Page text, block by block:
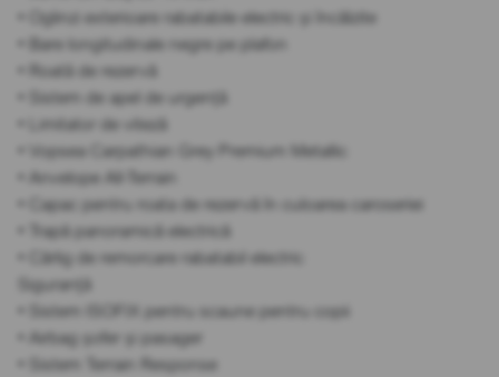
• Oglinzi exterioare rabatabile electric și încălzite
• Bare longitudinale negre pe plafon
• Roată de rezervă
• Sistem de apel de urgență
• Limitator de viteză
• Vopsea Carpathian Grey Premium Metallic
• Anvelope All-Terrain
• Capac pentru roata de rezervă în culoarea caroseriei
• Trapă panoramică electrică
• Cârlig de remorcare rabatabil electric
Siguranță
• Sistem ISOFIX pentru scaune pentru copii
• Airbag șofer și pasager
• Sistem Terrain Response